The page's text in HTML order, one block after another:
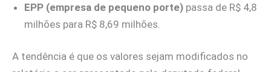
EPP (empresa de pequeno porte) passa de R$ 4,8
milhões para R$ 8,69 milhões.
A tendência é que os valores sejam modificados no